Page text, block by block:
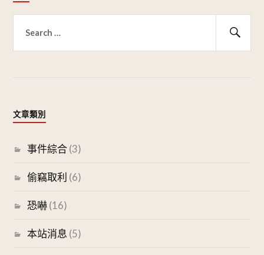
關
文章類別
事件綜合(3)
偷竊取利 (6)
恐嚇(16)
本站消息 (5)